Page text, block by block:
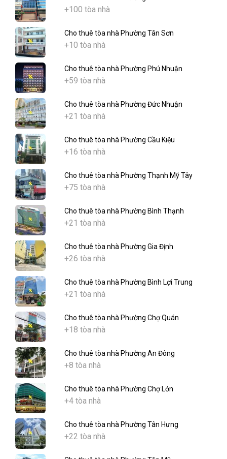
+100 tòa nhà
Cho thuê tòa nhà Phường Tân Sơn
+10 tòa nhà
Cho thuê tòa nhà Phường Phú Nhuận
+59 tòa nhà
Cho thuê tòa nhà Phường Đức Nhuận
+21 tòa nhà
Cho thuê tòa nhà Phường Cầu Kiệu
+16 tòa nhà
Cho thuê tòa nhà Phường Thạnh Mỹ Tây
+75 tòa nhà
Cho thuê tòa nhà Phường Bình Thạnh
+21 tòa nhà
Cho thuê tòa nhà Phường Gia Định
+26 tòa nhà
Cho thuê tòa nhà Phường Bình Lợi Trung
+21 tòa nhà
Cho thuê tòa nhà Phường Chợ Quán
+18 tòa nhà
Cho thuê tòa nhà Phường An Đông
+8 tòa nhà
Cho thuê tòa nhà Phường Chợ Lớn
+4 tòa nhà
Cho thuê tòa nhà Phường Tân Hưng
+22 tòa nhà